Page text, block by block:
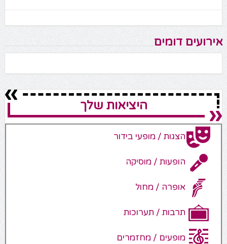
אירועים דומים
היציאות שלך
הצגות / מופעי בידור
הופעות / מוסיקה
אופרה / מחול
תרבות / תערוכות
מופעים / מחזמרים